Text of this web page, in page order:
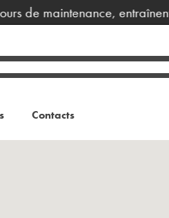
de maintenance,
Contacts